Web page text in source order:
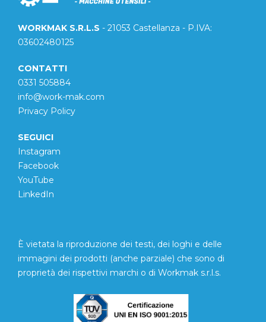
WORKMAK S.R.L.S - 21053 Castellanza - P.IVA:
03602480125
CONTATTI
0331 505884
info@work-mak.com
Privacy Policy
SEGUICI
Instagram
Facebook
YouTube
LinkedIn
È vietata la riproduzione dei testi, dei loghi e delle
immagini dei prodotti (anche parziale) che sono di
proprietà dei rispettivi marchi o di Workmak s.r.l.s.